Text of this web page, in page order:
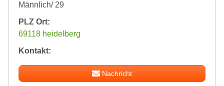
Männlich/ 29
PLZ Ort:
69118 heidelberg
Kontakt:
Nachricht